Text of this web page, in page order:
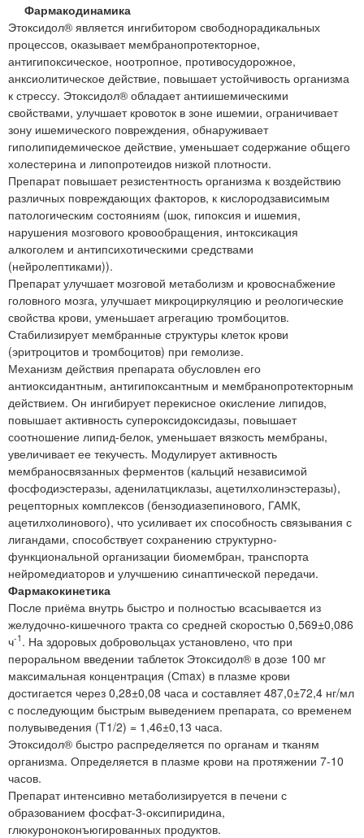
Фармакодинамика
Этоксидол® является ингибитором свободнорадикальных
процессов, оказывает мембранопротекторное,
антигипоксическое, ноотропное, противосудорожное,
анксиолитическое действие, повышает устойчивость организма
к стрессу. Этоксидол® обладает антиишемическими
свойствами, улучшает кровоток в зоне ишемии, ограничивает
зону ишемического повреждения, обнаруживает
гиполипидемическое действие, уменьшает содержание общего
холестерина и липопротеидов низкой плотности.
Препарат повышает резистентность организма к воздействию
различных повреждающих факторов, к кислородзависимым
патологическим состояниям (шок, гипоксия и ишемия,
нарушения мозгового кровообращения, интоксикация
алкоголем и антипсихотическими средствами
(нейролептиками)).
Препарат улучшает мозговой метаболизм и кровоснабжение
головного мозга, улучшает микроциркуляцию и реологические
свойства крови, уменьшает агрегацию тромбоцитов.
Стабилизирует мембранные структуры клеток крови
(эритроцитов и тромбоцитов) при гемолизе.
Механизм действия препарата обусловлен его
антиоксидантным, антигипоксантным и мембранопротекторным
действием. Он ингибирует перекисное окисление липидов,
повышает активность супероксидоксидазы, повышает
соотношение липид-белок, уменьшает вязкость мембраны,
увеличивает ее текучесть. Модулирует активность
мембраносвязанных ферментов (кальций независимой
фосфодиэстеразы, аденилатциклазы, ацетилхолинэстеразы),
рецепторных комплексов (бензодиазепинового, ГАМК,
ацетилхолинового), что усиливает их способность связывания с
лигандами, способствует сохранению структурно-
функциональной организации биомембран, транспорта
нейромедиаторов и улучшению синаптической передачи.
Фармакокинетика
После приёма внутрь быстро и полностью всасывается из
желудочно-кишечного тракта со средней скоростью 0,569±0,086
ч-1 . На здоровых добровольцах установлено, что при
пероральном введении таблеток Этоксидол® в дозе 100 мг
максимальная концентрация (Сmax) в плазме крови
достигается через 0,28±0,08 часа и составляет 487,0±72,4 нг/мл
с последующим быстрым выведением препарата, со временем
полувыведения (T1/2) = 1,46±0,13 часа.
Этоксидол® быстро распределяется по органам и тканям
организма. Определяется в плазме крови на протяжении 7-10
часов.
Препарат интенсивно метаболизируется в печени с
образованием фосфат-3-оксипиридина,
глюкуроноконъюгированных продуктов.